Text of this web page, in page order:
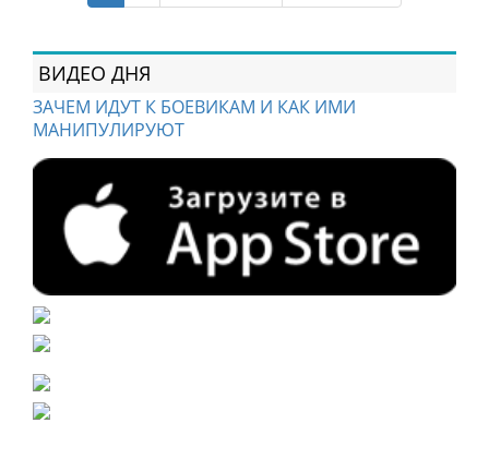
ВИДЕО ДНЯ
ЗАЧЕМ ИДУТ К БОЕВИКАМ И КАК ИМИ
МАНИПУЛИРУЮТ